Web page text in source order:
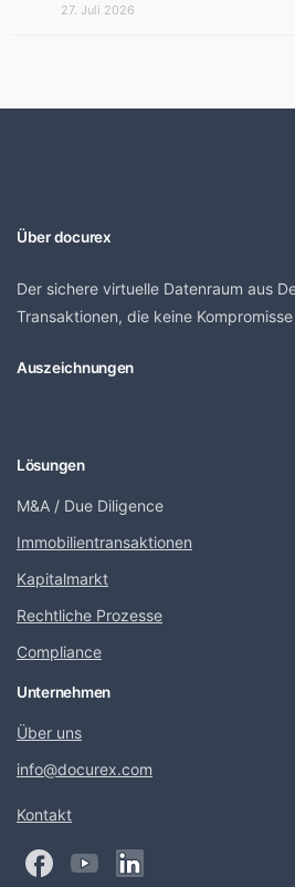
27. Juli 2026
Über docurex
Der sichere virtuelle Datenraum aus
Transaktionen, die keine
Auszeichnungen
Lösungen
M&A / Due Diligence
Immobilientransaktionen
Kapitalmarkt
Rechtliche Prozesse
Compliance
Unternehmen
Über uns
info@docurex.com
Kontakt